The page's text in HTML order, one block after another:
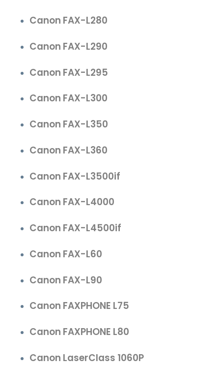
Canon FAX-L280
Canon FAX-L290
Canon FAX-L295
Canon FAX-L300
Canon FAX-L350
Canon FAX-L360
Canon FAX-L3500if
Canon FAX-L4000
Canon FAX-L4500if
Canon FAX-L60
Canon FAX-L90
Canon FAXPHONE L75
Canon FAXPHONE L80
Canon LaserClass 1060P